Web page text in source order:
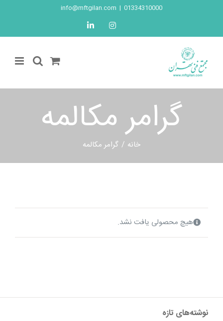
content
01334310000
|
info@mftgilan.com
Instagram
LinkedIn
گرامر مکالمه
خانه گرامر مکالمه
هیچ محصولی یافت نشد.
نوشته‌های تازه